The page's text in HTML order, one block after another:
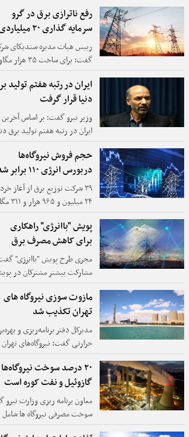
جبران خسارات ناشی از قطعی
رفع ناترازی برق در گرو
سرمایه گذاری ۲۰ میلیاردی
رییس هیات مدیره سندیکای
گفت: برای
سرمایه گذاری نیاز داریم.
ایران در رتبه هفتم تولید
دنیا قرار گرفت
وزیر نیرو گفت: بر اساس
ایران در رتبه هفتم تولید برق
حجم فروش نیروگاه‌ها
دربورس انرژی ۱۱۰ برابر شد
۳۹ شرکت توزیع برق از آغاز
۲۴
معامله کردند.
پویش "باانرژی" راهکاری
برای کاهش مصرف برق
مجری طرح پویش "باانرژی"
صرفه‌جویی در مصرف برق
مازوت سوزی نیروگاه های
تهران تکذیب شد
مدیرکل دفتر برنامه‌ریزی و
مازوت دریافت نمی‌کنند و
تکذیب می‌کنیم.
۲۰ درصد سوخت نیروگاه‌ها
گازوئیل و نفت کوره است